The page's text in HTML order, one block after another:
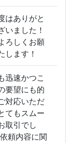
はありがと
いました！
ろしくお願
します！
迅速かつこ
要望にも的
対応いただ
てもスムー
取引でし
頼内容に関